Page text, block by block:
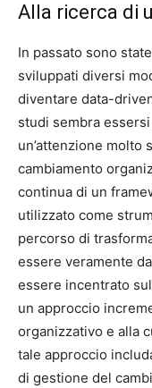
Alla ricerca di
In passato sono
sviluppati diversi
diventare data-
studi sembra
un’attenzione molto
cambiamento
continua di un
utilizzato come
percorso di
essere veramente
essere incentrato
un approccio
organizzativo e alla
tale approccio
di gestione del